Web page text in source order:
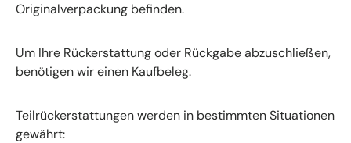
Originalverpackung befinden.
Um Ihre Rückerstattung oder Rückgabe abzuschließen,
benötigen wir einen Kaufbeleg.
Teilrückerstattungen werden in bestimmten Situationen
gewährt: